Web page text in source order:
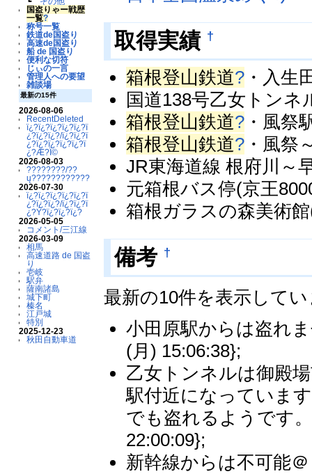
国盗りゃー戦歴
一覧?
称号一覧
鉄道de国盗り
高速de国盗り
船 de 国盗り
便利な切符
じぃの一言
管理人への要望
雑談場
最新の15件
2026-08-06
RecentDeleted
ï¿?ï¿?ï¿?ï¿?ï¿?ï
¿?ï¿?ï¿?/ï¿?ï¿?ï
¿?ï¿?ï¿?ï¿?ï¿?ï
¿?Æ?Ï©
2026-08-03
????????/??
ų????????????
2026-07-30
ï¿?ï¿?ï¿?ï¿?ï¿?ï
¿?ï¿?ï¿?/ï¿?ï¿?ï
¿?Ý?ï¿?ï¿?ï¿?
2026-05-05
コメント/三江線
2026-03-09
相馬
高速道路 de 国盗
り
壱岐
駅弁
薩南諸島
城下町
榛名
江戸城
特別
2025-12-23
秋田自動車道
取得実績 †
箱根登山鉄道? ・入生
国道138号乙女トンネ
箱根登山鉄道? ・風祭
箱根登山鉄道? ・風祭
JR東海道線 根府川～
元箱根バス停(京王
箱根ガラスの森美術
備考 †
最新の10件を表示して
小田原駅からは盗れ
(月) 15:06:38};
乙女トンネルは御殿
駅付近になっていま
でも盗れるようです
22:00:09};
新幹線からは不可能